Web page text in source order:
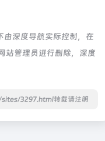
由深度导航实际控制，在
站管理员进行删除，深度
3297.html转载请注明